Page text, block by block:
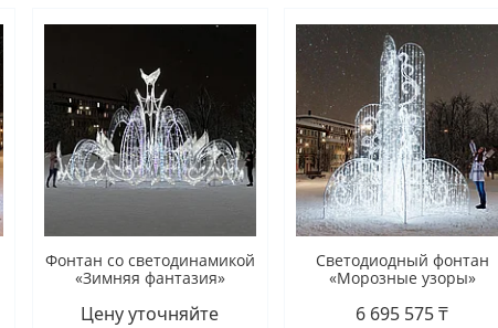
Фонтан со светодинамикой
«Зимняя фантазия»
Цену уточняйте
Светодиодный фонтан
«Морозные узоры»
6 695 575 ₸